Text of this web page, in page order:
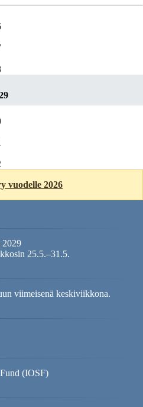
vuodelle 2026
25.5.–31.5.
viimeisenä keskiviikkona.
(IOSF)